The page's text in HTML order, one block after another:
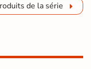
de la série